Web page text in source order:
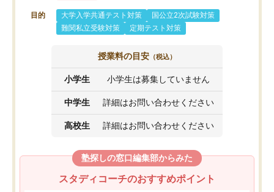
目的 大学入学共通テスト対策
国公立2次試験対策
難関私立受験対策
定期テスト対策
授業料の目安 （税込）
小学生 小学生は募集していません
中学生 詳細はお問い合わせください
高校生 詳細はお問い合わせください
塾探しの窓口編集部からみた
スタディコーチのおすすめポイント